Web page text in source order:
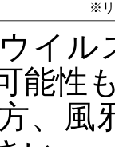
※リ
イ
能性
、